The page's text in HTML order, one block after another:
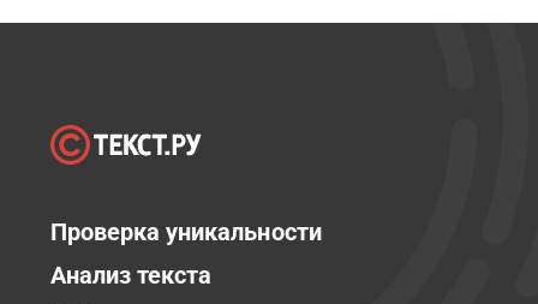
Проверка уникальности
Анализ текста